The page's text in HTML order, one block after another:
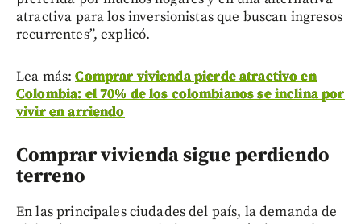
atractiva para los inversionistas que buscan ingresos
recurrentes”, explicó.
Lea más:Comprar vivienda pierde atractivo en
Colombia: el 70% de los colombianos se inclina por
vivir en arriendo
Comprar vivienda sigue perdiendo
terreno
En las principales ciudades del país, la demanda de